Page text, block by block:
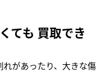
ても 買取でき
があったり、大きな傷